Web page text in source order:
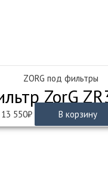
ZORG под фильтры
ZorG
13 550₽ В корзину